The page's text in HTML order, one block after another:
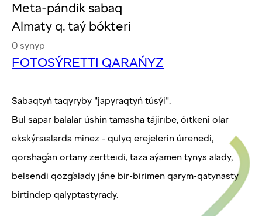
Meta-pándik sabaq
Almaty q. taý bókteri
0 synyp
FOTOSÝRETTI QARAŃYZ
Sabaqtyń taqyryby "japyraqtyń túsýi".
Bul sapar balalar úshin tamasha tájirıbe, óıtkeni olar
ekskýrsıalarda minez - qulyq erejelerin úırenedi,
qorshaǵan ortany zertteıdi, taza aýamen tynys alady,
belsendi qozǵalady jáne bir-birimen qarym-qatynasty
birtindep qalyptastyrady.